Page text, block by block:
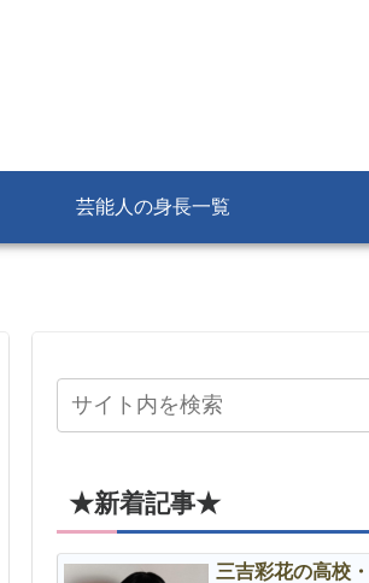
芸能人の身長一覧
★新着記事★
三吉彩花の高校